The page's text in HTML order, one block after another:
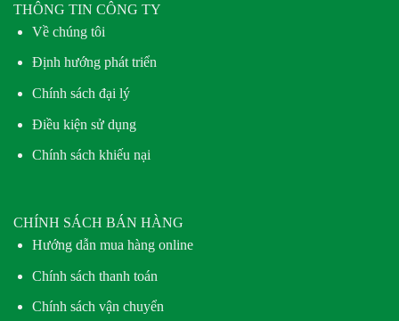
THÔNG TIN CÔNG TY
Về chúng tôi
Định hướng phát triển
Chính sách đại lý
Điều kiện sử dụng
Chính sách khiếu nại
CHÍNH SÁCH BÁN HÀNG
Hướng dẫn mua hàng online
Chính sách thanh toán
Chính sách vận chuyển